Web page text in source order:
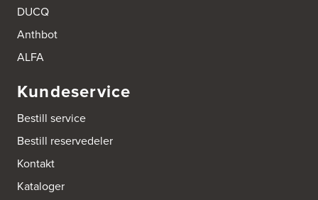
Boform Kjøkken Oslo AS
0267 Oslo
Bokhylle-Spesialisten AS
Industrigata 17
3414 Lierstranda
Tel.: 90878233
Boligleverandøren Karmøy AS
4296 Åkrehamn
DUCQ
Anthbot
ALFA
Kundeservice
Bestill service
Bestill reservedeler
Kontakt
Kataloger